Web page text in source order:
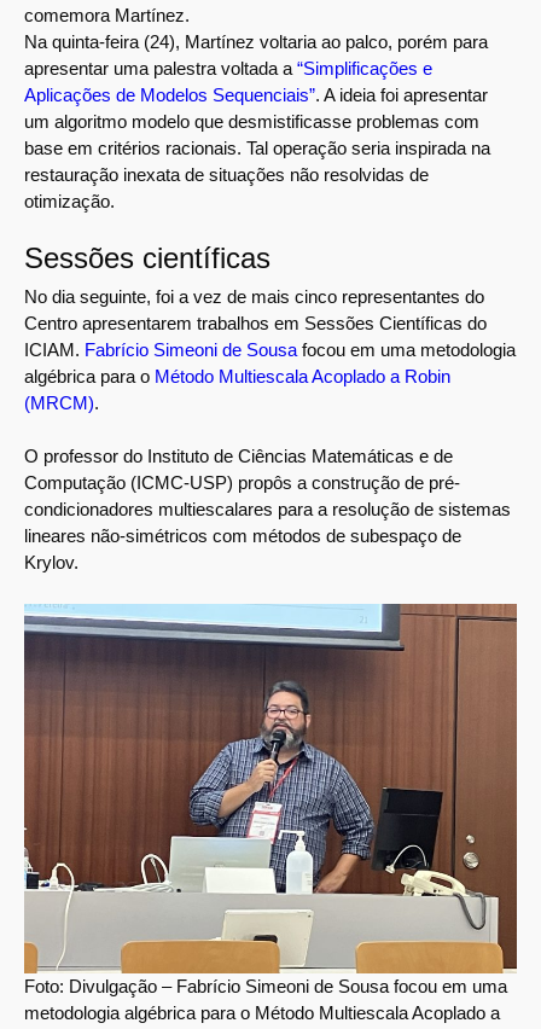
comemora Martínez.
Na quinta-feira (24), Martínez voltaria ao palco, porém para
apresentar uma palestra voltada a “Simplificações e
Aplicações de Modelos Sequenciais”. A ideia foi apresentar
um algoritmo modelo que desmistificasse problemas com
base em critérios racionais. Tal operação seria inspirada na
restauração inexata de situações não resolvidas de
otimização.
Sessões científicas
No dia seguinte, foi a vez de mais cinco representantes do
Centro apresentarem trabalhos em Sessões Científicas do
ICIAM. Fabrício Simeoni de Sousa focou em uma metodologia
algébrica para o Método Multiescala Acoplado a Robin
(MRCM).
O professor do Instituto de Ciências Matemáticas e de
Computação (ICMC-USP) propôs a construção de pré-
condicionadores multiescalares para a resolução de sistemas
lineares não-simétricos com métodos de subespaço de
Krylov.
Foto: Divulgação – Fabrício Simeoni de Sousa focou em uma
metodologia algébrica para o Método Multiescala Acoplado a